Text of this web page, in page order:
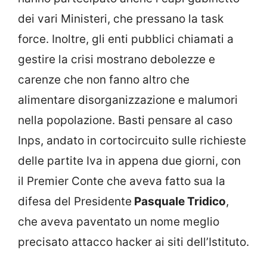
dei vari Ministeri, che pressano la task
force. Inoltre, gli enti pubblici chiamati a
gestire la crisi mostrano debolezze e
carenze che non fanno altro che
alimentare disorganizzazione e malumori
nella popolazione. Basti pensare al caso
Inps, andato in cortocircuito sulle richieste
delle partite Iva in appena due giorni, con
il Premier Conte che aveva fatto sua la
difesa del Presidente Pasquale Tridico,
che aveva paventato un nome meglio
precisato attacco hacker ai siti dell’Istituto.